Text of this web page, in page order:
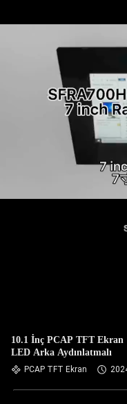
10.1 İnç PCAP TFT Ekran
LED Arka Aydınlatmalı
PCAP TFT Ekran